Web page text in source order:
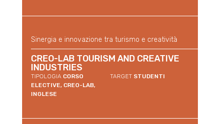
Sinergia e innovazione tra turismo e creatività
CREO-LAB TOURISM AND CREATIVE
INDUSTRIES
TIPOLOGIACORSO
ELECTIVE, CREO-LAB,
INGLESE
TARGET STUDENTI